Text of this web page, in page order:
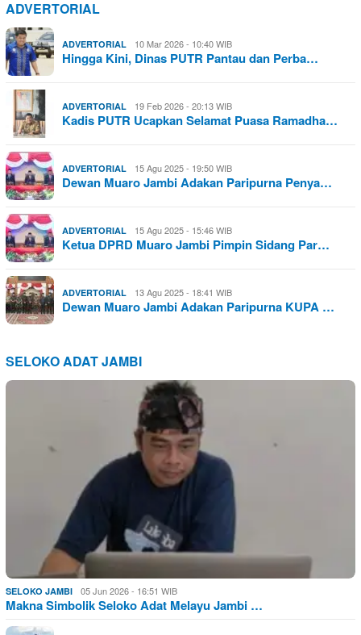
ADVERTORIAL
ADVERTORIAL 10 Mar 2026 - 10:40 WIB
Hingga Kini, Dinas PUTR Pantau dan Perba…
ADVERTORIAL 19 Feb 2026 - 20:13 WIB
Kadis PUTR Ucapkan Selamat Puasa Ramadha…
ADVERTORIAL 15 Agu 2025 - 19:50 WIB
Dewan Muaro Jambi Adakan Paripurna Penya…
ADVERTORIAL 15 Agu 2025 - 15:46 WIB
Ketua DPRD Muaro Jambi Pimpin Sidang Par…
ADVERTORIAL 13 Agu 2025 - 18:41 WIB
Dewan Muaro Jambi Adakan Paripurna KUPA …
SELOKO ADAT JAMBI
SELOKO JAMBI 05 Jun 2026 - 16:51 WIB
Makna Simbolik Seloko Adat Melayu Jambi …